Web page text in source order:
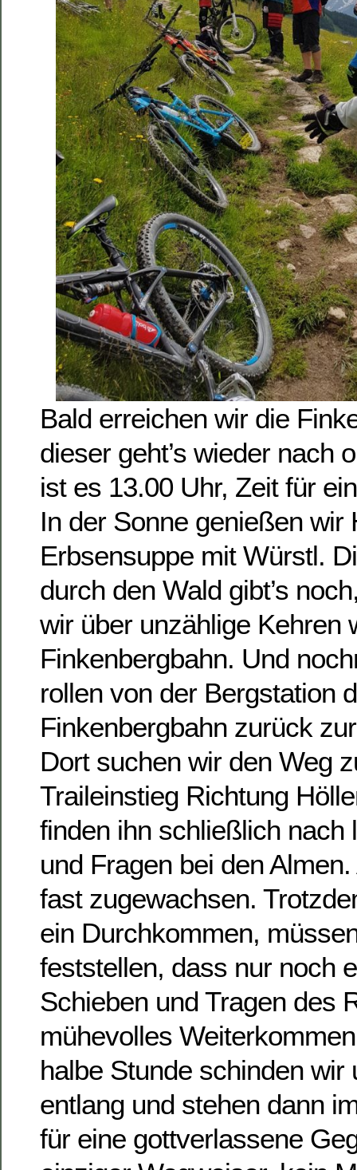
Bald erreichen wir die
dieser geht’s wieder nach
ist es 13.00 Uhr, Zeit für
In der Sonne genießen wir
Erbsensuppe mit Würstl.
durch den Wald gibt’s
wir über unzählige Kehren
Finkenbergbahn. Und
rollen von der Bergstation
Finkenbergbahn zurück
Dort suchen wir den Weg
Traileinstieg Richtung
finden ihn schließlich nach
und Fragen bei den
fast zugewachsen.
ein Durchkommen,
feststellen, dass nur noch
Schieben und Tragen des
mühevolles
halbe Stunde schinden wir
entlang und stehen dann
für eine gottverlassene